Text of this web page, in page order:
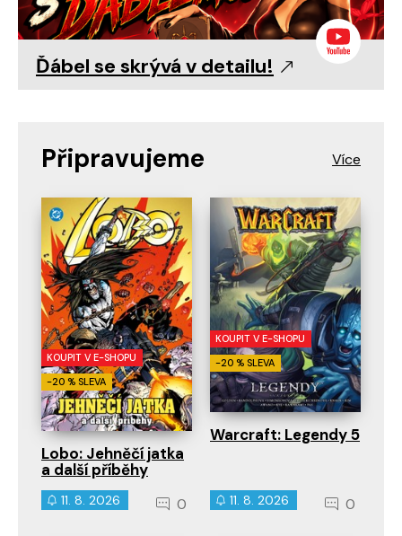
Ďábel se skrývá v detailu!
Připravujeme
KOUPIT V E-SHOPU
-20 % SLEVA
Lobo: Jehněčí jatka
a další příběhy
11. 8. 2026 0
KOUPIT V E-SHOPU
-20 % SLEVA
Warcraft: Legendy 5
11. 8. 2026 0